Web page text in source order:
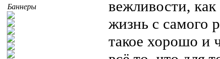
Баннеры
вежливости,
жизнь с самого
такое хорошо и